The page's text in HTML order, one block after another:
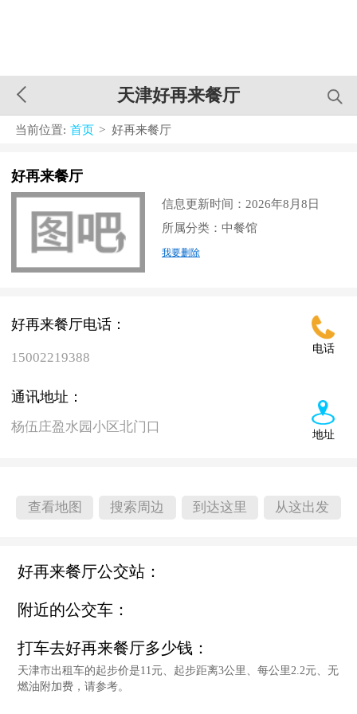
天津好再来餐厅
当前位置: 首页 > 好再来餐厅
好再来餐厅
信息更新时间：2026年8月8日
所属分类：中餐馆
我要删除
电话
好再来餐厅电话：
15002219388
地址
通讯地址：
杨伍庄盈水园小区北门口
查看地图 搜索周边 到达这里 从这出发
好再来餐厅公交站：
附近的公交车：
打车去好再来餐厅多少钱：
天津市出租车的起步价是11元、起步距离3公里、每公里2.2元、无
燃油附加费，请参考。